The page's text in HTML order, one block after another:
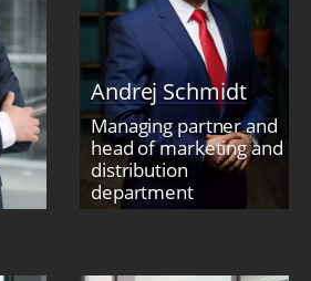
Andrej Schmidt
Managing partner and
head of marketing and
distribution
department